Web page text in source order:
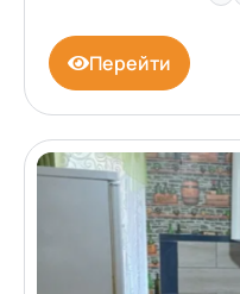
Перейти